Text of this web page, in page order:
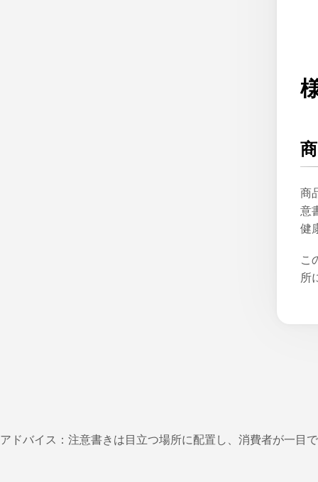
商
意
健
こ
所
アドバイス：注意書きは目立つ場所に配置し、消費者が一目